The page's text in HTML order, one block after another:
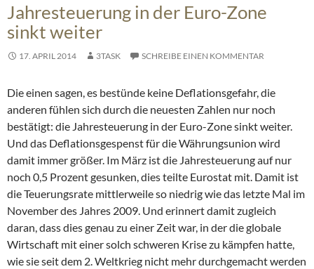
Jahresteuerung in der Euro-Zone
sinkt weiter
17. APRIL 2014 3TASK SCHREIBE EINEN KOMMENTAR
Die einen sagen, es bestünde keine Deflationsgefahr, die
anderen fühlen sich durch die neuesten Zahlen nur noch
bestätigt: die Jahresteuerung in der Euro-Zone sinkt weiter.
Und das Deflationsgespenst für die Währungsunion wird
damit immer größer. Im März ist die Jahresteuerung auf nur
noch 0,5 Prozent gesunken, dies teilte Eurostat mit. Damit ist
die Teuerungsrate mittlerweile so niedrig wie das letzte Mal im
November des Jahres 2009. Und erinnert damit zugleich
daran, dass dies genau zu einer Zeit war, in der die globale
Wirtschaft mit einer solch schweren Krise zu kämpfen hatte,
wie sie seit dem 2. Weltkrieg nicht mehr durchgemacht werden